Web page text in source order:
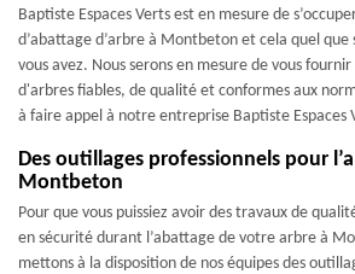
Baptiste Espaces Verts est en mesure de
d’abattage d’arbre à Montbeton et cela quel que
vous avez. Nous serons en mesure de vous
d'arbres fiables, de qualité et conformes aux
à faire appel à notre entreprise Baptiste Espaces
Des outillages professionnels pour
Montbeton
Pour que vous puissiez avoir des travaux de
en sécurité durant l’abattage de votre arbre à
mettons à la disposition de nos équipes des